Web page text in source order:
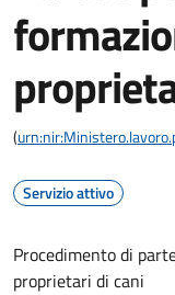
(
Servizio attivo
Procedimento di
proprietari di cani